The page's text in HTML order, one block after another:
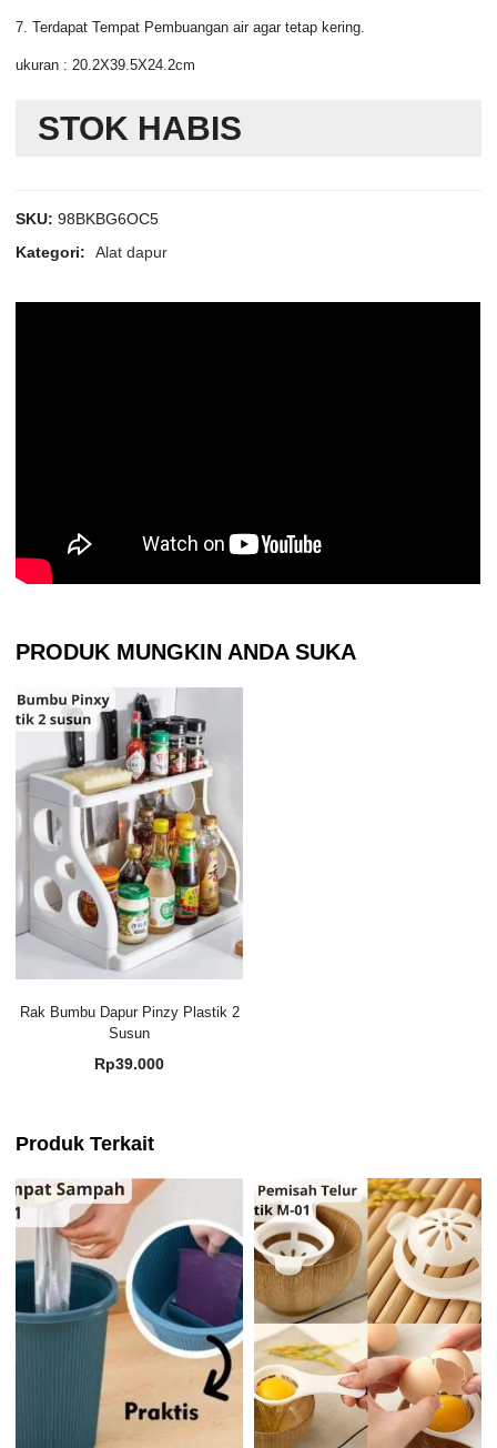
7. Terdapat Tempat Pembuangan air agar tetap kering.
ukuran : 20.2X39.5X24.2cm
STOK HABIS
SKU:98BKBG6OC5
Kategori:
Alat dapur
PRODUK MUNGKIN ANDA SUKA
Rak Bumbu Dapur Pinzy Plastik 2
Susun
Rp39.000
Produk Terkait